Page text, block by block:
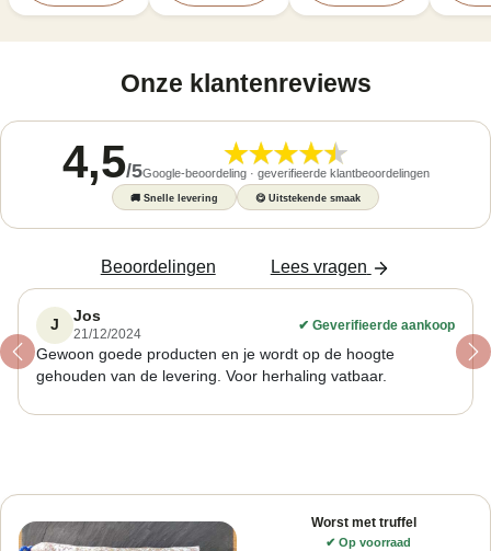
Onze klantenreviews
4,5/5Google-beoordeling · geverifieerde klantbeoordelingen
🚚 Snelle levering 😋Uitstekende smaak
Beoordelingen Lees vragen
J
Jos
21/12/2024
✔ Geverifieerde aankoop
Gewoon goede producten en je wordt op de hoogte
gehouden van de levering. Voor herhaling vatbaar.
Previous
Worst met truffel
✔ Op voorraad